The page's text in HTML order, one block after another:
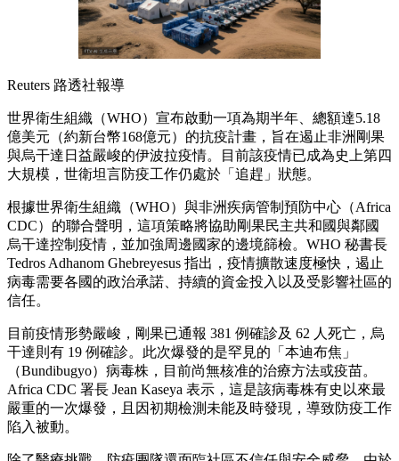
Reuters 路透社報導
世界衛生組織（WHO）宣布啟動一項為期半年、總額達5.18
億美元（約新台幣168億元）的抗疫計畫，旨在遏止非洲剛果
與烏干達日益嚴峻的伊波拉疫情。目前該疫情已成為史上第四
大規模，世衛坦言防疫工作仍處於「追趕」狀態。
根據世界衛生組織（WHO）與非洲疾病管制預防中心（Africa
CDC）的聯合聲明，這項策略將協助剛果民主共和國與鄰國
烏干達控制疫情，並加強周邊國家的邊境篩檢。WHO 秘書長
Tedros Adhanom Ghebreyesus 指出，疫情擴散速度極快，遏止
病毒需要各國的政治承諾、持續的資金投入以及受影響社區的
信任。
目前疫情形勢嚴峻，剛果已通報 381 例確診及 62 人死亡，烏
干達則有 19 例確診。此次爆發的是罕見的「本迪布焦」
（Bundibugyo）病毒株，目前尚無核准的治療方法或疫苗。
Africa CDC 署長 Jean Kaseya 表示，這是該病毒株有史以來最
嚴重的一次爆發，且因初期檢測未能及時發現，導致防疫工作
陷入被動。